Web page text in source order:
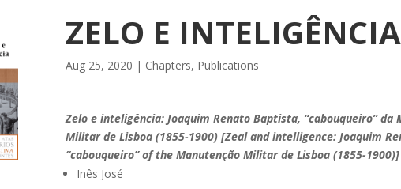
ZELO E INTELIGÊNCIA
Aug 25, 2020 | Chapters, Publications
Zelo e inteligência: Joaquim Renato Baptista, “cabouqueiro” da
Militar de Lisboa (1855-1900) [Zeal and intelligence: Joaquim
“cabouqueiro” of the Manutenção Militar de Lisboa (1855-1900)]
Inês José